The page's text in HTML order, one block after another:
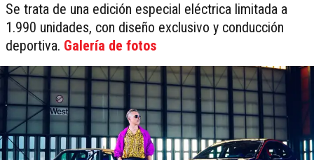
Se trata de una edición especial eléctrica limitada a
1.990 unidades, con diseño exclusivo y conducción
deportiva. Galería de fotos